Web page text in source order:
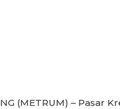
(METRUM) – Pasar